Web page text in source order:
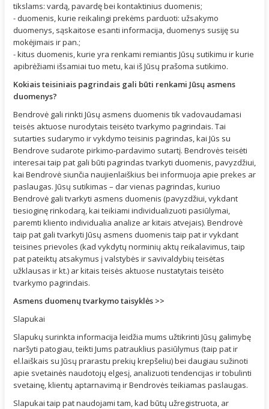
tikslams: vardą, pavardę bei kontaktinius duomenis;
- duomenis, kurie reikalingi prekėms parduoti: užsakymo
duomenys, sąskaitose esanti informacija, duomenys susiję su
mokėjimais ir pan.;
- kitus duomenis, kurie yra renkami remiantis Jūsų sutikimu ir kurie
apibrėžiami išsamiai tuo metu, kai iš Jūsų prašoma sutikimo.
Kokiais teisiniais pagrindais gali būti renkami Jūsų asmens
duomenys?
Bendrovė gali rinkti Jūsų asmens duomenis tik vadovaudamasi
teisės aktuose nurodytais teisėto tvarkymo pagrindais. Tai
sutarties sudarymo ir vykdymo teisinis pagrindas, kai Jūs su
Bendrove sudarote pirkimo-pardavimo sutartį. Bendrovės teisėti
interesai taip pat gali būti pagrindas tvarkyti duomenis, pavyzdžiui,
kai Bendrovė siunčia naujienlaiškius bei informuoja apie prekes ar
paslaugas. Jūsų sutikimas – dar vienas pagrindas, kuriuo
Bendrovė gali tvarkyti asmens duomenis (pavyzdžiui, vykdant
tiesioginę rinkodarą, kai teikiami individualizuoti pasiūlymai,
paremti kliento individualia analize ar kitais atvejais). Bendrovė
taip pat gali tvarkyti Jūsų asmens duomenis taip pat ir vykdant
teisines prievoles (kad vykdytų norminių aktų reikalavimus, taip
pat pateiktų atsakymus į valstybės ir savivaldybių teisėtas
užklausas ir kt.) ar kitais teisės aktuose nustatytais teisėto
tvarkymo pagrindais.
Asmens duomenų tvarkymo taisyklės >>
Slapukai
Slapukų surinkta informacija leidžia mums užtikrinti Jūsų galimybę
naršyti patogiau, teikti Jums patrauklius pasiūlymus (taip pat ir
el.laiškais su Jūsų prarastu prekių krepšeliu) bei daugiau sužinoti
apie svetainės naudotojų elgesį, analizuoti tendencijas ir tobulinti
svetainę, klientų aptarnavimą ir Bendrovės teikiamas paslaugas.
Slapukai taip pat naudojami tam, kad būtų užregistruota, ar